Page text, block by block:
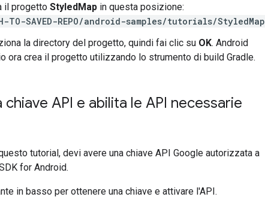
il progetto StyledMap in questa posizione:
TO-SAVED-REPO/android-samples/tutorials/StyledMap
la directory del progetto, quindi fai clic su OK. Android
ora crea il progetto utilizzando lo strumento di build Gradle.
chiave API e abilita le API necessarie
tutorial, devi avere una chiave API Google autorizzata a
for Android.
in basso per ottenere una chiave e attivare l'API.